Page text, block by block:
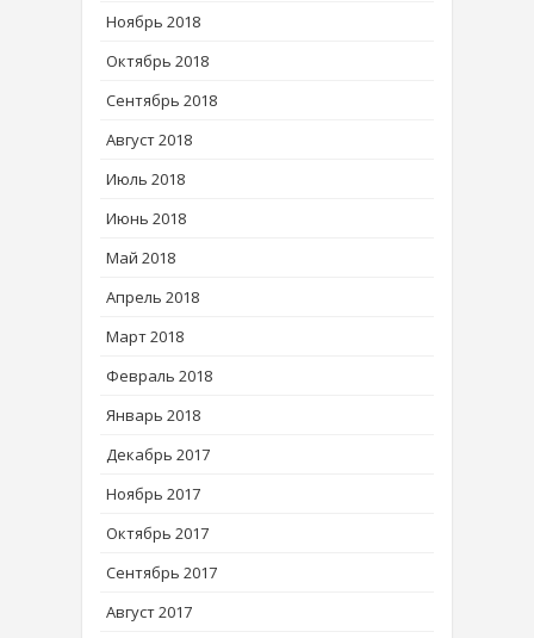
Ноябрь 2018
Октябрь 2018
Сентябрь 2018
Август 2018
Июль 2018
Июнь 2018
Май 2018
Апрель 2018
Март 2018
Февраль 2018
Январь 2018
Декабрь 2017
Ноябрь 2017
Октябрь 2017
Сентябрь 2017
Август 2017